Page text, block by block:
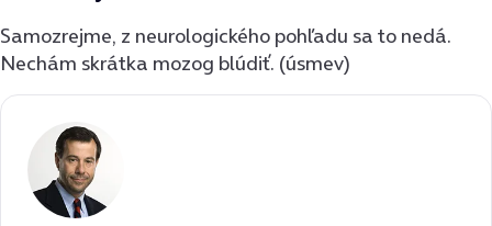
Samozrejme, z neurologického pohľadu sa to nedá.
Nechám skrátka mozog blúdiť. (úsmev)